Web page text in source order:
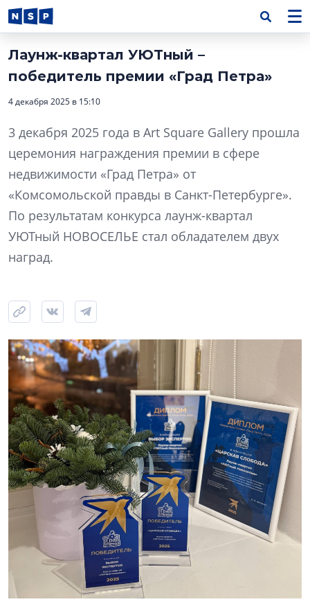
Лаунж-квартал УЮТный –
победитель премии «Град Петра»
4 декабря 2025 в 15:10
3 декабря 2025 года в Art Square Gallery прошла
церемония награждения премии в сфере
недвижимости «Град Петра» от
«Комсомольской правды в Санкт-Петербурге».
По результатам конкурса лаунж-квартал
УЮТный НОВОСЕЛЬЕ стал обладателем двух
наград.